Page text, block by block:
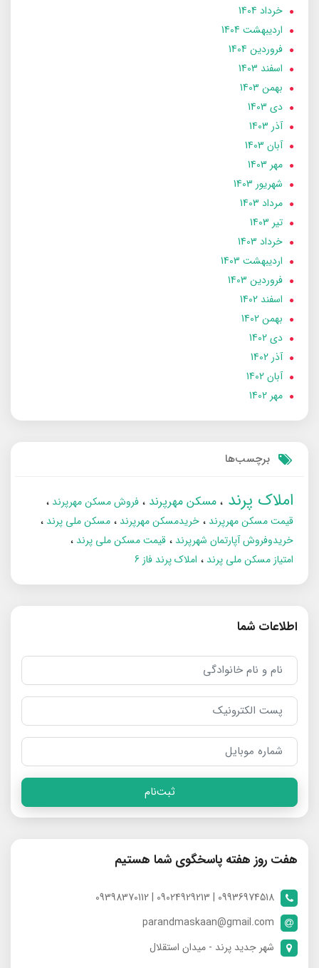
خرداد 1404
ارديبهشت 1404
فروردین 1404
اسفند 1403
بهمن 1403
دی 1403
آذر 1403
آبان 1403
مهر 1403
شهریور 1403
مرداد 1403
تير 1403
خرداد 1403
ارديبهشت 1403
فروردین 1403
اسفند 1402
بهمن 1402
دی 1402
آذر 1402
آبان 1402
مهر 1402
برچسب‌ها
املاک پرند مسکن مهرپرند
فروش مسکن مهرپرند
قیمت مسکن مهرپرند
خریدمسکن مهرپرند
مسکن ملی پرند
خریدوفروش آپارتمان شهرپرند
قیمت مسکن ملی پرند
امتیاز مسکن ملی پرند
املاک پرند فاز 6
اطلاعات شما
ثبت‌نام
هفت روز هفته پاسخگوی شما هستیم
09936974518 | 09024929213 | 09398370112
parandmaskaan@gmail.com
شهر جدید پرند - میدان استقلال